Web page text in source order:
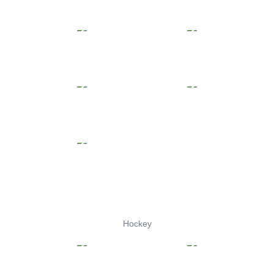
Hockey